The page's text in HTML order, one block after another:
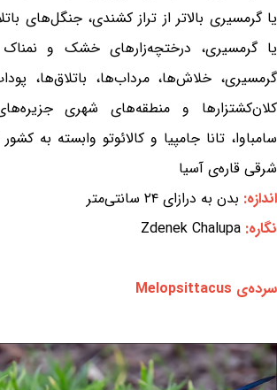
یا گرمسیری بالاتر از تراز کشندی، جنگل‌های
یا گرمسیری، درختچه‌زارهای خشک و نمناک
گرمسیری، خلاش‌ها، مرداب‌ها، باتلاق‌ها،
کلان‌کشتزارها و منطقه‌های شهری
سامباوا، تانا جامپیا و کالائوتو وابسته به
شرقی قاره‌ی آسیا
اندازه: بدن به درازای ۲۴ سانتی‌متر
نگاره: Zdenek Chalupa
سرده‌ی Melopsittacus